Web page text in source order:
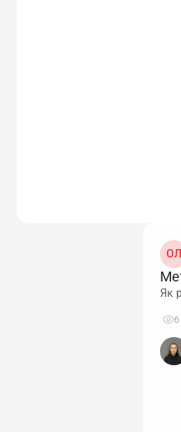
ОЛ
Як
6